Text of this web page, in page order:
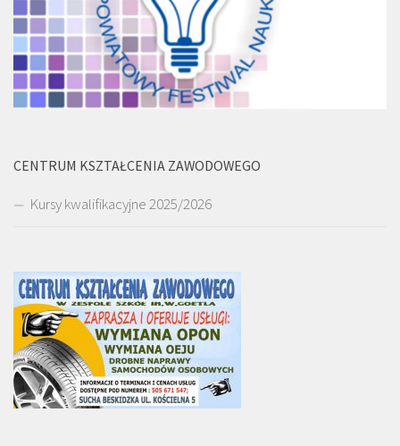
CENTRUM KSZTAŁCENIA ZAWODOWEGO
Kursy kwalifikacyjne 2025/2026